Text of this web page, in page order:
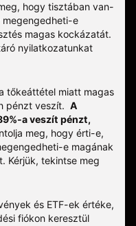
hogy tisztában van-
megengedheti-e
magas kockázatát.
nyilatkozatunkat
tőkeáttétel miatt magas
pénzt veszít. A
a veszít pénzt,
meg, hogy érti-e,
e magának
Kérjük, tekintse meg
és ETF-ek értéke,
fiókon keresztül